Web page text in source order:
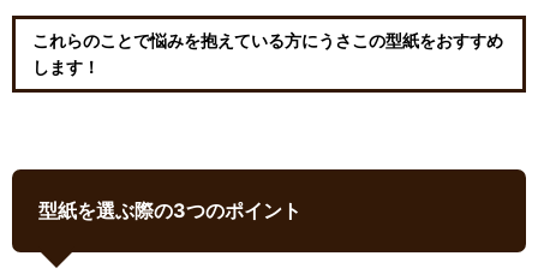
これらのことで悩みを抱えている方にうさこの型紙をおすすめ
します！
型紙を選ぶ際の3つのポイント